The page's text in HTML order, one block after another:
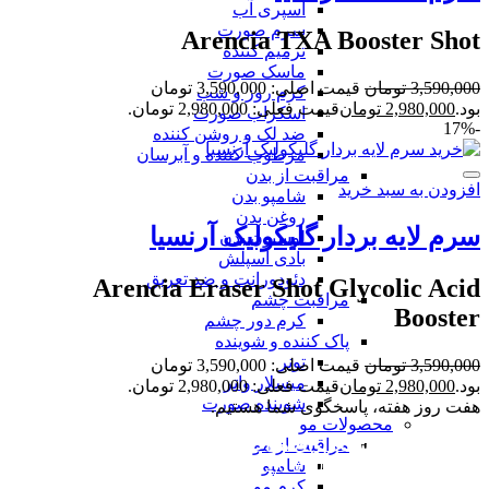
اسپری آب
سرم صورت
ترمیم کننده
ماسک صورت
کرم روز و شب
اسکراب صورت
ضد لک و روشن کننده
مرطوب کننده و آبرسان
مراقبت از بدن
شامپو بدن
روغن بدن
لوسیون بدن
بادی اسپلش
دئودورانت و ضد تعریق
مراقبت چشم
کرم دور چشم
پاک کننده و شوینده
تونر
میسلار واتر
شوینده صورت
محصولات مو
مراقبت از مو
شامپو
Arencia TXA Booster Shot
3,590,000 تومان
قیمت اصلی: 3,590,000 تومان
بود.2,980,000 تومانقیمت فعلی: 2,980,000 تومان.
-17%
افزودن به سبد خرید
سرم لایه بردار گلیکولیک آرنسیا
Arencia Eraser Shot Glycolic Acid
Booster
3,590,000 تومان
قیمت اصلی: 3,590,000 تومان
بود.2,980,000 تومانقیمت فعلی: 2,980,000 تومان.
هفت روز هفته، پاسخگوی شما هستیم.
ساعات کار فروشگاه برای مراجعه حضوری: